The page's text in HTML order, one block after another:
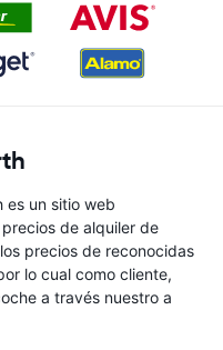
es un sitio web
de alquiler de
precios de reconocidas
lo cual como cliente,
a través nuestro a